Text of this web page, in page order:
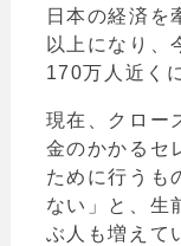
日本の経済を
以上になり、
170万人近く
現在、クロー
金のかかるセ
ために行うも
ない」と、生
ぶ人も増えて